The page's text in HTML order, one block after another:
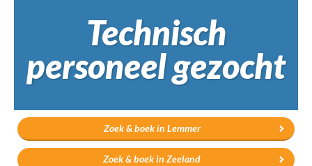
Technisch
personeel gezocht
Zoek & boek in Lemmer
Zoek & boek in Zeeland